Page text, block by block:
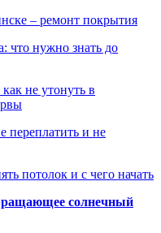
– ремонт покрытия
что нужно знать до
не утонуть в
переплатить и не
потолок и с чего начать
солнечный